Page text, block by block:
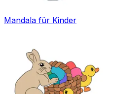
Mandala für Kinder